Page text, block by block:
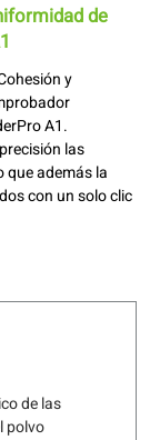
de
y
A1.
las
que además la
con un solo clic
de las
polvo